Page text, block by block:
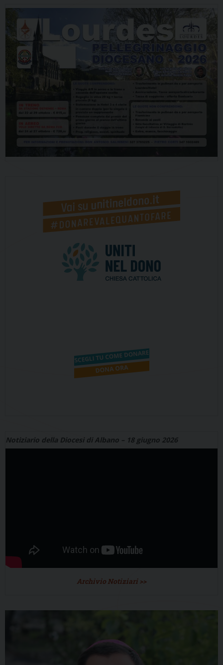
Notiziario della Diocesi di Albano – 18 giugno 2026
Archivio Notiziari >>